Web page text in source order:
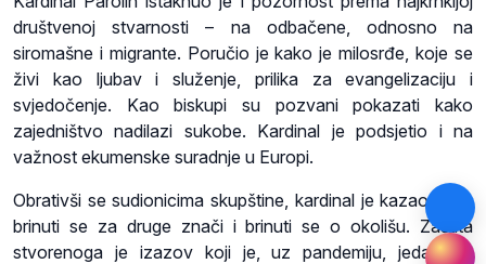
društvenoj stvarnosti – na odbačene, odnosno na
siromašne i migrante. Poručio je kako je milosrđe, koje se
živi kao ljubav i služenje, prilika za evangelizaciju i
svjedočenje. Kao biskupi su pozvani pokazati kako
zajedništvo nadilazi sukobe. Kardinal je podsjetio i na
važnost ekumenske suradnje u Europi.
Obrativši se sudionicima skupštine, kardinal je kazao kako
brinuti se za druge znači i brinuti se o okolišu. Zaštita
stvorenoga je izazov koji je, uz pandemiju, jedan od